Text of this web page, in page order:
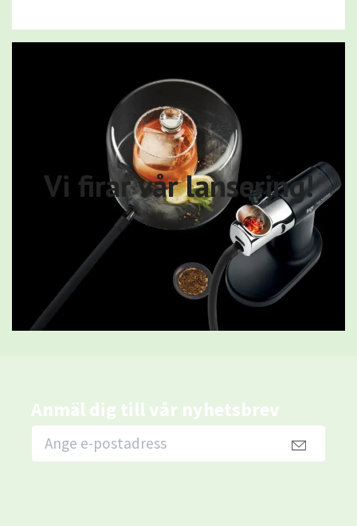
Vi firar vår lansering!
Anmäl dig till vår nyhetsbrev